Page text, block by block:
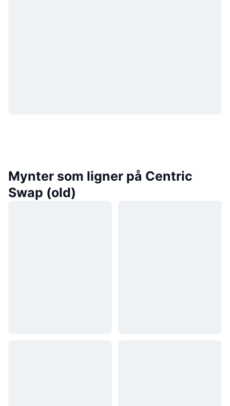
Mynter som ligner på Centric
Swap (old)